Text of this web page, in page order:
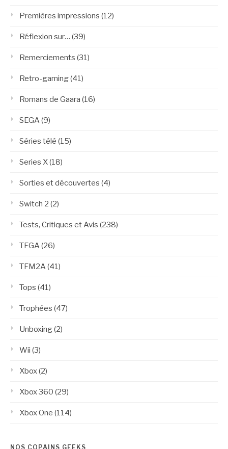
Premières impressions (12)
Réflexion sur… (39)
Remerciements (31)
Retro-gaming(41)
Romans de Gaara (16)
SEGA (9)
Séries télé (15)
Series X(18)
Sorties et découvertes (4)
Switch 2 (2)
Tests, Critiques et Avis (238)
TFGA (26)
TFM2A (41)
Tops (41)
Trophées (47)
Unboxing(2)
Wii (3)
Xbox(2)
Xbox 360 (29)
Xbox One (114)
NOS COPAINS GEEKS